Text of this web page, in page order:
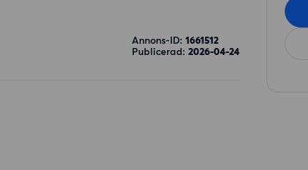
Annons-ID: 1661512
Publicerad: 2026-04-24